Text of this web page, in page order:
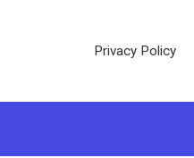
Privacy Policy